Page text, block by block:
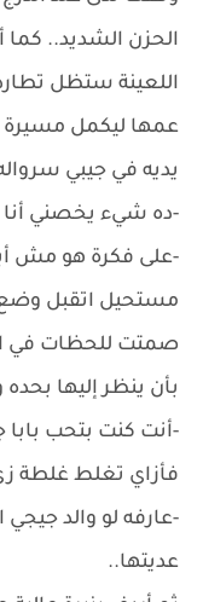
الحزن الشديد.. كما
اللعينة ستظل
عمها ليكمل
يديه في جيبي
-ده شيء يخصني أنا
-على فكرة هو مش
مستحيل اتقبل
صمتت للحظات في
بأن ينظر إليها
-أنت كنت بتحب بابا
فأزاي تغلط غلطة
-عارفه لو والد
عديتها..